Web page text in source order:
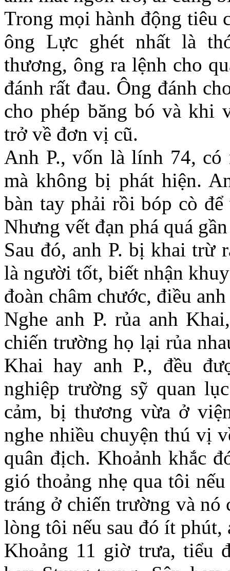
Trong mọi hành động tiêu
ông Lực ghét nhất là
thương, ông ra lệnh cho
đánh rất đau. Ông đánh
cho phép băng bó và khi
trở về đơn vị cũ.
Anh P., vốn là lính 74,
mà không bị phát hiện.
bàn tay phải rồi bóp cò
Nhưng vết đạn phá quá
Sau đó, anh P. bị khai trừ
là người tốt, biết nhận
đoàn châm chước, điều
Nghe anh P. rủa anh
chiến trường họ lại rủa
Khai hay anh P., đều
nghiệp trường sỹ quan
cảm, bị thương vừa ở
nghe nhiều chuyện thú vị
quân địch. Khoảnh khắc
gió thoảng nhẹ qua tôi
tráng ở chiến trường và nó
lòng tôi nếu sau đó ít
Khoảng 11 giờ trưa, tiểu